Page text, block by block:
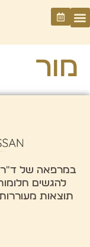
מור
במרפאה של ד"ר
להגשים
תוצאות